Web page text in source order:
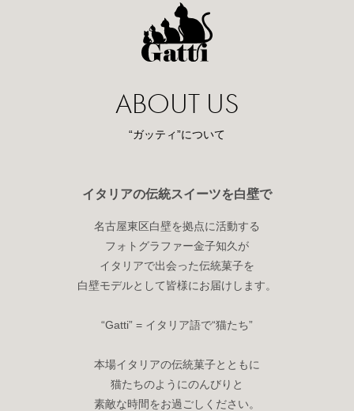
ABOUT US
“ガッティ”について
イタリアの伝統スイーツを白壁で
名古屋東区白壁を拠点に活動する
フォトグラファー金子知久が
イタリアで出会った伝統菓子を
白壁モデルとして皆様にお届けします。
“Gatti” = イタリア語で“猫たち”
本場イタリアの伝統菓子とともに
猫たちのようにのんびりと
素敵な時間をお過ごしください。